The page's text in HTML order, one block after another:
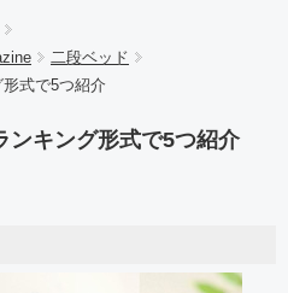
二段ベッド
式で5つ紹介
ンキング形式で5つ紹介